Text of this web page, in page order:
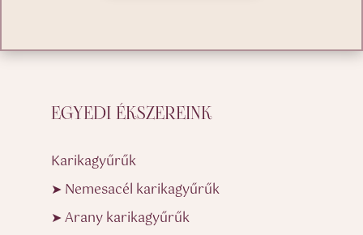
EGYEDI ÉKSZEREINK
Karikagyűrűk
➤ Nemesacél karikagyűrűk
➤ Arany karikagyűrűk